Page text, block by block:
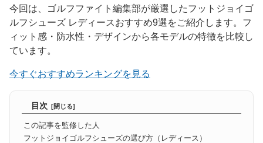
今回は、ゴルフファイト編集部が厳選したフットジョイゴ
ルフシューズ レディースおすすめ9選をご紹介します。フ
ィット感・防水性・デザインから各モデルの特徴を比較し
ています。
今すぐおすすめランキングを見る
目次
この記事を監修した人
フットジョイゴルフシューズの選び方（レディース）